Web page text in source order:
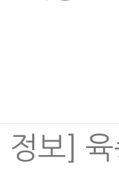
정보]